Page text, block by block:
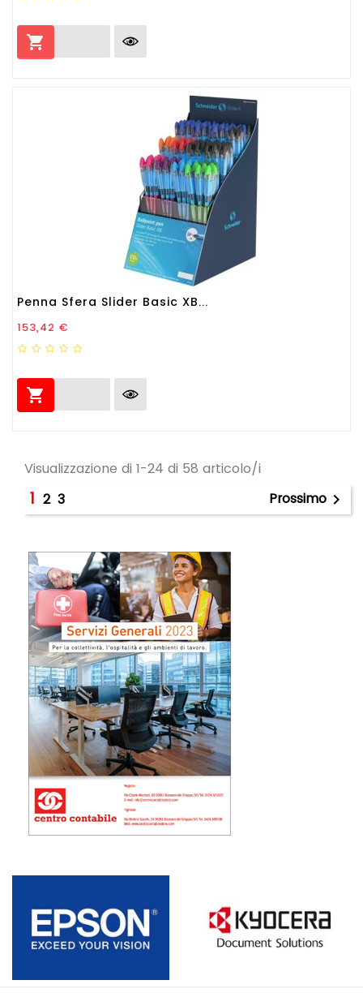

Penna Sfera Slider Basic XB...
Prezzo
153,42 €

Visualizzazione di 1-24 di 58 articolo/i
1 2 3 Prossimo 